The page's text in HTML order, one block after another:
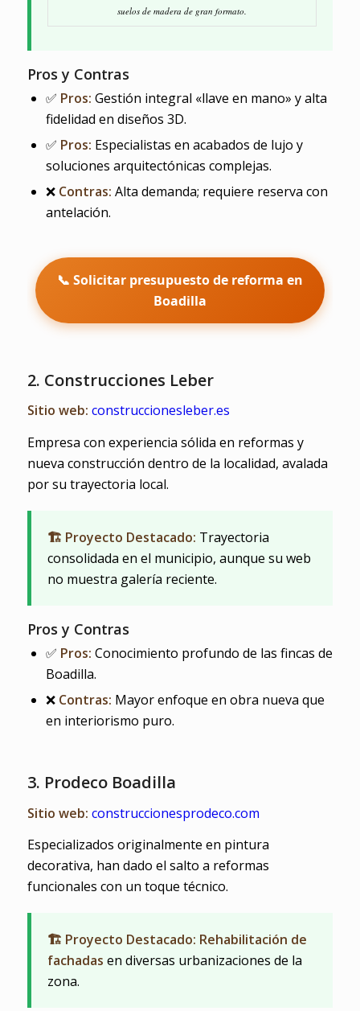
suelos de madera de gran formato.
Pros y Contras
✅ Pros: Gestión integral «llave en mano» y alta
fidelidad en diseños 3D.
✅ Pros: Especialistas en acabados de lujo y
soluciones arquitectónicas complejas.
❌ Contras: Alta demanda; requiere reserva con
antelación.
📞 Solicitar presupuesto de reforma en
Boadilla
2. Construcciones Leber
Sitio web: construccionesleber.es
Empresa con experiencia sólida en reformas y
nueva construcción dentro de la localidad, avalada
por su trayectoria local.
🏗️ Proyecto Destacado: Trayectoria
consolidada en el municipio, aunque su web
no muestra galería reciente.
Pros y Contras
✅ Pros: Conocimiento profundo de las fincas de
Boadilla.
❌ Contras: Mayor enfoque en obra nueva que
en interiorismo puro.
3. Prodeco Boadilla
Sitio web: construccionesprodeco.com
Especializados originalmente en pintura
decorativa, han dado el salto a reformas
funcionales con un toque técnico.
🏗️ Proyecto Destacado: Rehabilitación de
fachadas en diversas urbanizaciones de la
zona.